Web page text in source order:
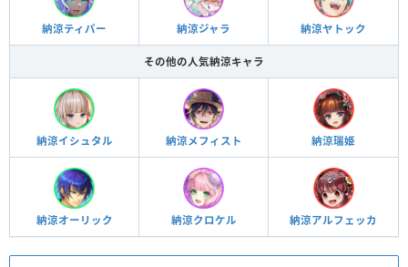
納涼ティパー 納涼ジャラ 納涼ヤトック
その他の人気納涼キャラ
納涼イシュタル 納涼メフィスト 納涼瑞姫
納涼オーリック 納涼クロケル 納涼アルフェッカ